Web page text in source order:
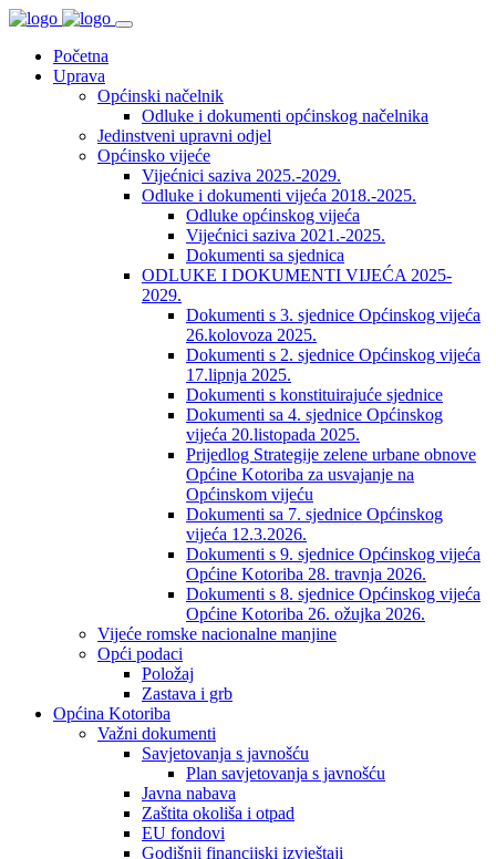
Početna
Uprava
Općinski načelnik
Odluke i dokumenti općinskog načelnika
Jedinstveni upravni odjel
Općinsko vijeće
Vijećnici saziva 2025.-2029.
Odluke i dokumenti vijeća 2018.-2025.
Odluke općinskog vijeća
Vijećnici saziva 2021.-2025.
Dokumenti sa sjednica
ODLUKE I DOKUMENTI VIJEĆA 2025-
2029.
Dokumenti s 3. sjednice Općinskog vijeća
26.kolovoza 2025.
Dokumenti s 2. sjednice Općinskog vijeća
17.lipnja 2025.
Dokumenti s konstituirajuće sjednice
Dokumenti sa 4. sjednice Općinskog
vijeća 20.listopada 2025.
Prijedlog Strategije zelene urbane obnove
Općine Kotoriba za usvajanje na
Općinskom vijeću
Dokumenti sa 7. sjednice Općinskog
vijeća 12.3.2026.
Dokumenti s 9. sjednice Općinskog vijeća
Općine Kotoriba 28. travnja 2026.
Dokumenti s 8. sjednice Općinskog vijeća
Općine Kotoriba 26. ožujka 2026.
Vijeće romske nacionalne manjine
Opći podaci
Položaj
Zastava i grb
Općina Kotoriba
Važni dokumenti
Savjetovanja s javnošću
Plan savjetovanja s javnošću
Javna nabava
Zaštita okoliša i otpad
EU fondovi
Godišnji financijski izvještaji